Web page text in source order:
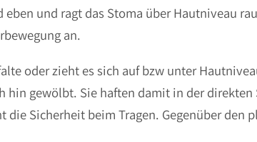
und ragt das Stoma über Hautniveau
an.
oder zieht es sich auf bzw unter
hin gewölbt. Sie haften damit in der
die Sicherheit beim Tragen. Gegenüber